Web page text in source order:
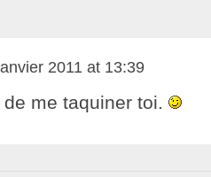
2011 at 13:39
me taquiner toi.